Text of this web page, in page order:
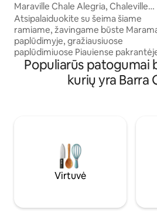
Maraville Chale Alegria, Chaleville
Maramar
Atsipalaiduokite su šeima šiame
ramiame, žavingame būste
paplūdimyje, gražiausiuose
paplūdimiuose Piauiense
Poilsio namelis Chaleville
su visa laisvalaikio zona su baseinu,
kepsnine, ekologine žaidimų
kelio automobiliu nuo Maramar ir
Macapa paplūdimių, už 15 min. kelio
automobiliu nuo Coqueiro/
už 45 min. kelio nuo Barra Grande.
Populiarūs patogumai
kurių yra Barra
Virtuvė